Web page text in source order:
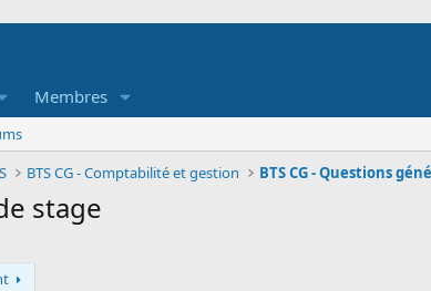
Membres
BTS CG - Comptabilité et gestion
stage